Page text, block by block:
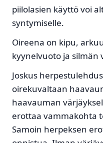
piilolasien käyttö voi
syntymiselle.
Oireena on kipu,
kyynelvuoto ja silmän
Joskus
oirekuvaltaan
haavauman
erottaa vammakohta
Samoin herpeksen